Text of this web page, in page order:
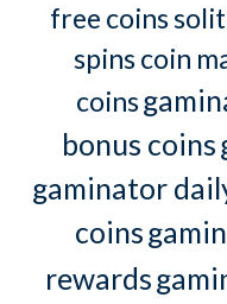
free coins
spins coin
coins
bonus coins
gaminator
coins
rewards